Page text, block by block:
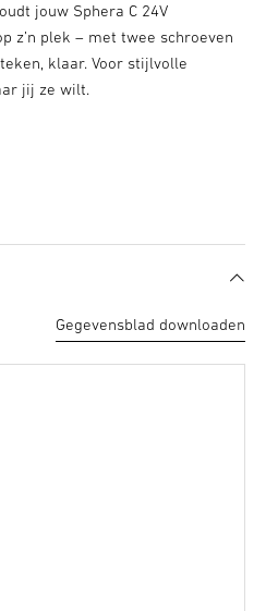
jouw Sphera C 24V
z’n plek – met twee schroeven
klaar. Voor stijlvolle
jij ze wilt.
Gegevensblad downloaden